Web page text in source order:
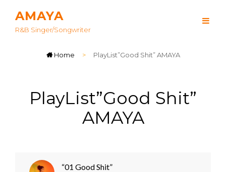
AMAYA
R&B Singer/songwriter
Home > PlayList”Good Shit” AMAYA
PlayList”Good Shit”
AMAYA
“01 Good Shit”